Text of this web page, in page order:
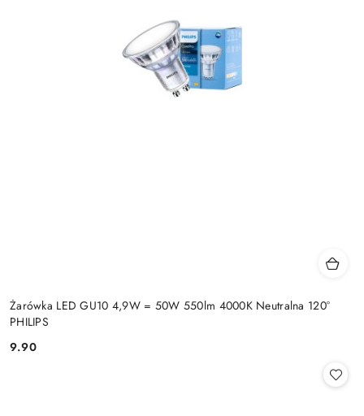
Żarówka LED GU10 4,9W = 50W 550lm 4000K Neutralna 120°
PHILIPS
Cena:
9.90